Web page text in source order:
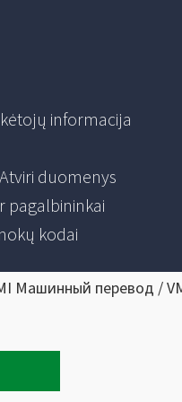
informacija
duomenys
pagalbininkai
kodai
Машинный перевод /